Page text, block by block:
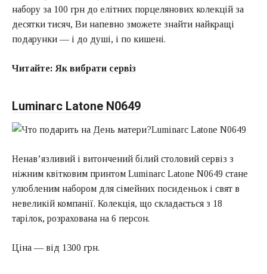
набору за 100 грн до елітних порцелянових колекцій за
десятки тисяч, Ви напевно зможете знайти найкращі
подарунки — і до душі, і по кишені.
Читайте: Як вибрати сервіз
Luminarc Latone N0649
Ненав’язливий і витончений білий столовий сервіз з
ніжним квітковим принтом Luminarc Latone N0649 стане
улюбленим набором для сімейних посиденьок і свят в
невеликій компанії. Колекція, що складається з 18
тарілок, розрахована на 6 персон.
Ціна — від 1300 грн.